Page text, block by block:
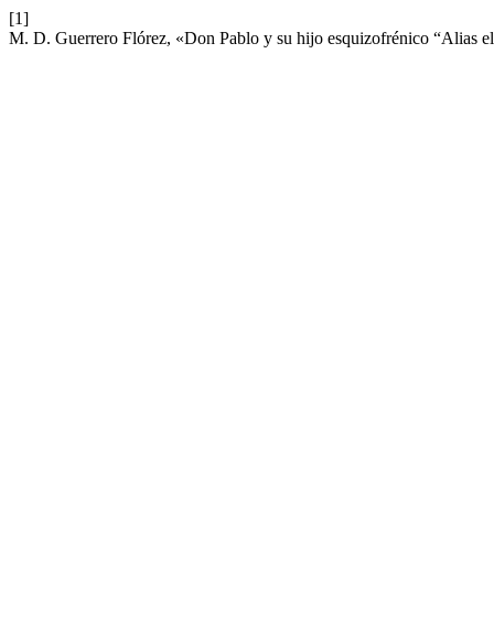
[1]
M. D. Guerrero Flórez, «Don Pablo y su hijo esquizofrénico “Alias